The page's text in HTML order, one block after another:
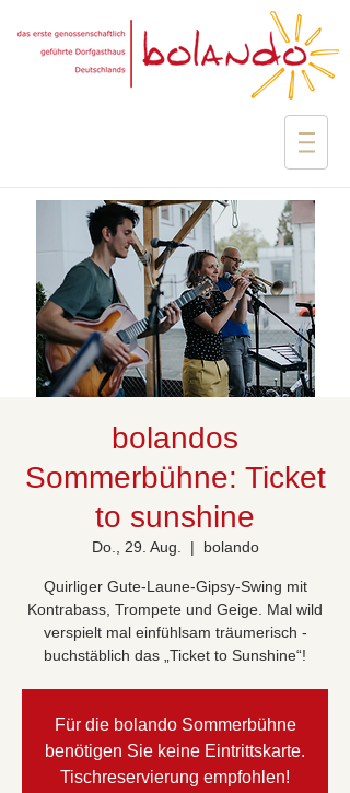
bolandos
Sommerbühne: Ticket
to sunshine
Do., 29. Aug.
  |
bolando
Quirliger Gute-Laune-Gipsy-Swing mit
Kontrabass, Trompete und Geige. Mal wild
verspielt mal einfühlsam träumerisch -
buchstäblich das „Ticket to Sunshine“!
Für die bolando Sommerbühne
benötigen Sie keine Eintrittskarte.
Tischreservierung empfohlen!